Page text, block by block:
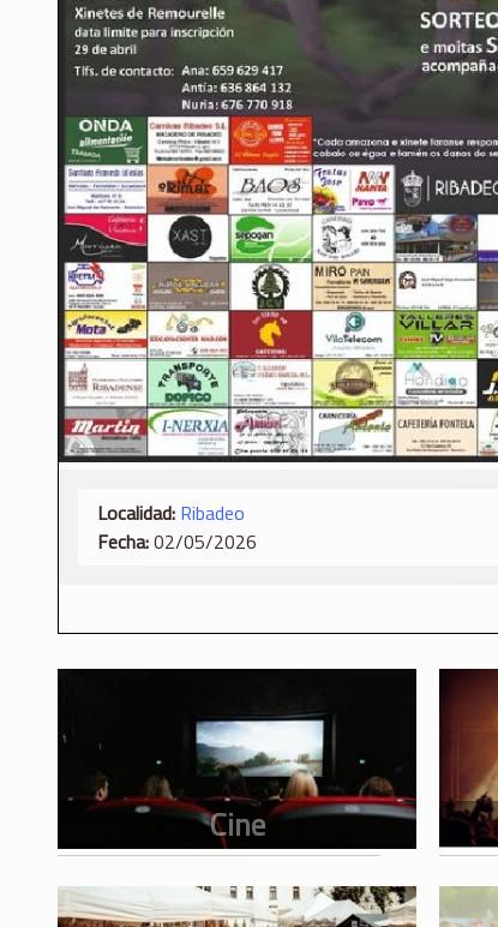
Localidad: Ribadeo
Fecha:02/05/2026